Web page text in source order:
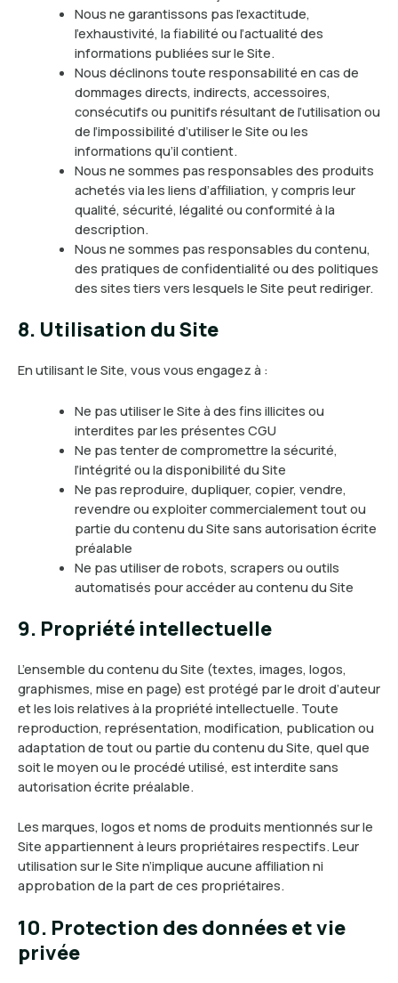
Nous ne garantissons pas l’exactitude,
l’exhaustivité, la fiabilité ou l’actualité des
informations publiées sur le Site.
Nous déclinons toute responsabilité en cas de
dommages directs, indirects, accessoires,
consécutifs ou punitifs résultant de l’utilisation ou
de l’impossibilité d’utiliser le Site ou les
informations qu’il contient.
Nous ne sommes pas responsables des produits
achetés via les liens d’affiliation, y compris leur
qualité, sécurité, légalité ou conformité à la
description.
Nous ne sommes pas responsables du contenu,
des pratiques de confidentialité ou des politiques
des sites tiers vers lesquels le Site peut rediriger.
8. Utilisation du Site
En utilisant le Site, vous vous engagez à :
Ne pas utiliser le Site à des fins illicites ou
interdites par les présentes CGU
Ne pas tenter de compromettre la sécurité,
l’intégrité ou la disponibilité du Site
Ne pas reproduire, dupliquer, copier, vendre,
revendre ou exploiter commercialement tout ou
partie du contenu du Site sans autorisation écrite
préalable
Ne pas utiliser de robots, scrapers ou outils
automatisés pour accéder au contenu du Site
9. Propriété intellectuelle
L’ensemble du contenu du Site (textes, images, logos,
graphismes, mise en page) est protégé par le droit d’auteur
et les lois relatives à la propriété intellectuelle. Toute
reproduction, représentation, modification, publication ou
adaptation de tout ou partie du contenu du Site, quel que
soit le moyen ou le procédé utilisé, est interdite sans
autorisation écrite préalable.
Les marques, logos et noms de produits mentionnés sur le
Site appartiennent à leurs propriétaires respectifs. Leur
utilisation sur le Site n’implique aucune affiliation ni
approbation de la part de ces propriétaires.
10. Protection des données et vie
privée